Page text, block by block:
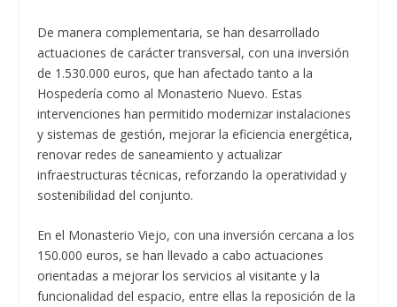
De manera complementaria, se han desarrollado
actuaciones de carácter transversal, con una inversión
de 1.530.000 euros, que han afectado tanto a la
Hospedería como al Monasterio Nuevo. Estas
intervenciones han permitido modernizar instalaciones
y sistemas de gestión, mejorar la eficiencia energética,
renovar redes de saneamiento y actualizar
infraestructuras técnicas, reforzando la operatividad y
sostenibilidad del conjunto.
En el Monasterio Viejo, con una inversión cercana a los
150.000 euros, se han llevado a cabo actuaciones
orientadas a mejorar los servicios al visitante y la
funcionalidad del espacio, entre ellas la reposición de la